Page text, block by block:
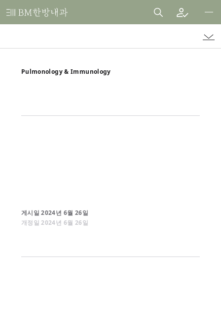
비
Pulmonology & Immunology
게시일2024년 6월 26일
개정일2024년 6월 26일